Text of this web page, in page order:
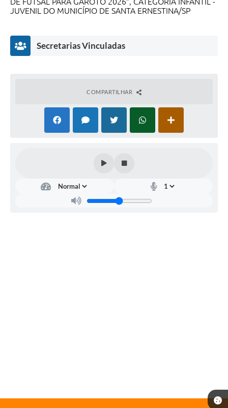
JUVENIL DO MUNICÍPIO DE SANTA ERNESTINA/SP
Secretarias Vinculadas
Renato
COMPARTILHAR